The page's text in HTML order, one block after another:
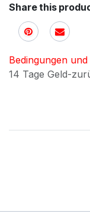
Share this
Bedingungen
14 Tage Geld-